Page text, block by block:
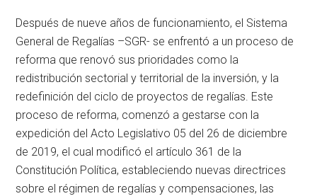
Después de nueve años de funcionamiento, el Sistema
General de Regalías –SGR- se enfrentó a un proceso de
reforma que renovó sus prioridades como la
redistribución sectorial y territorial de la inversión, y la
redefinición del ciclo de proyectos de regalías. Este
proceso de reforma, comenzó a gestarse con la
expedición del Acto Legislativo 05 del 26 de diciembre
de 2019, el cual modificó el artículo 361 de la
Constitución Política, estableciendo nuevas directrices
sobre el régimen de regalías y compensaciones, las